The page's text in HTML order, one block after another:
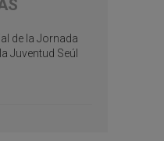
de la Jornada
Juventud Seúl